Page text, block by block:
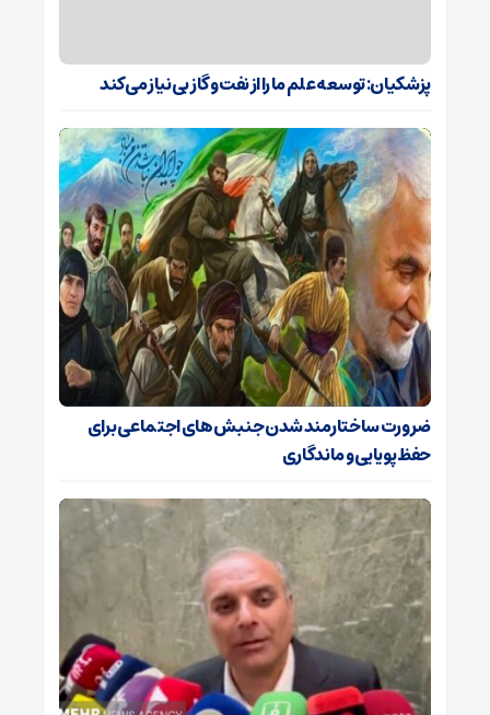
پزشکیان: توسعه علم ما را از نفت و گاز بی‌نیاز می‌کند
ضرورت ساختارمند شدن جنبش‌های اجتماعی برای
حفظ پویایی و ماندگاری